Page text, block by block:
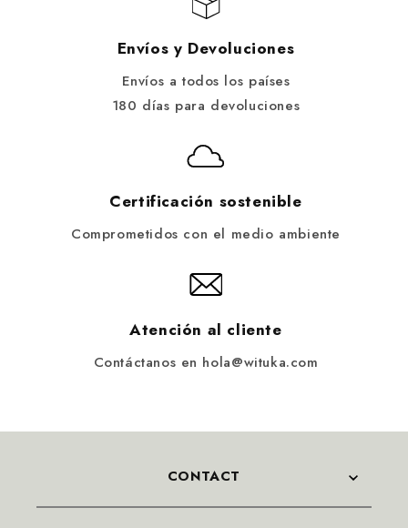
Envíos y Devoluciones
Envíos a todos los países
180 días para devoluciones
Certificación sostenible
Comprometidos con el medio ambiente
Atención al cliente
Contáctanos en hola@wituka.com
CONTACT